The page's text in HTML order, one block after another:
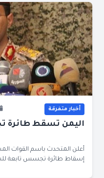
أخبار متفرقة
اليمن تسقط
أعلن المتحدث باسم القوات
إسقاط طائرة تجسس تابعة